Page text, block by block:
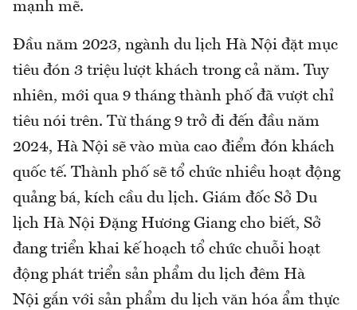
mạnh mẽ.
Đầu năm 2023, ngành du lịch Hà Nội đặt mục
tiêu đón 3 triệu lượt khách trong cả năm. Tuy
nhiên, mới qua 9 tháng thành phố đã vượt chỉ
tiêu nói trên. Từ tháng 9 trở đi đến đầu năm
2024, Hà Nội sẽ vào mùa cao điểm đón khách
quốc tế. Thành phố sẽ tổ chức nhiều hoạt động
quảng bá, kích cầu du lịch. Giám đốc Sở Du
lịch Hà Nội Đặng Hương Giang cho biết, Sở
đang triển khai kế hoạch tổ chức chuỗi hoạt
động phát triển sản phẩm du lịch đêm Hà
Nội gắn với sản phẩm du lịch văn hóa ẩm thực